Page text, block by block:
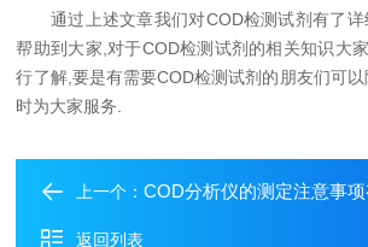
通过上述文章我们对COD检测试剂有了详
帮助到大家,对于COD检测试剂的相关知识大
行了解,要是有需要COD检测试剂的朋友们可
时为大家服务.
上一个：COD分析仪的测定注意事
返回列表